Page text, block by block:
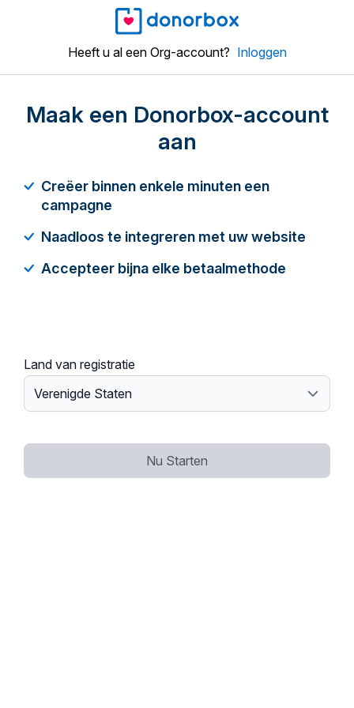
Heeft u al een Org-account? Inloggen
Maak een Donorbox-account
aan
Creëer binnen enkele minuten een
campagne
Naadloos te integreren met uw website
Accepteer bijna elke betaalmethode
Land van registratie
Nu Starten